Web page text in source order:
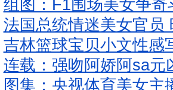
组图：F1围场美女争
法国总统情迷美女官员
吉林篮球宝贝小文性感
连载：强吻阿娇阿sa元
图集：央视体育美女主